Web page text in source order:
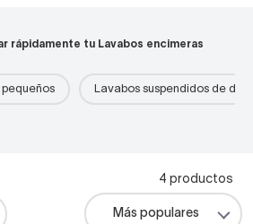
rápidamente tu Lavabos encimeras
pequeños Lavabos suspendidos de
4 productos